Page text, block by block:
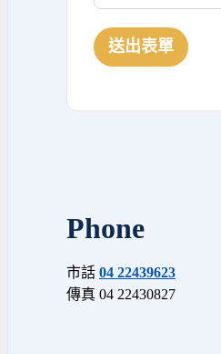
送出表單
Phone
市話 04 22439623
傳真 04 22430827